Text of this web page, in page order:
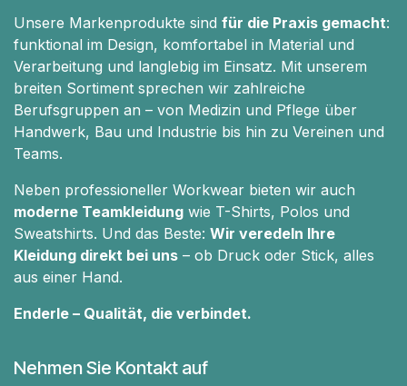
Unsere Markenprodukte sind für die Praxis gemacht:
funktional im Design, komfortabel in Material und
Verarbeitung und langlebig im Einsatz. Mit unserem
breiten Sortiment sprechen wir zahlreiche
Berufsgruppen an – von Medizin und Pflege über
Handwerk, Bau und Industrie bis hin zu Vereinen und
Teams.
Neben professioneller Workwear bieten wir auch
moderne Teamkleidung wie T-Shirts, Polos und
Sweatshirts. Und das Beste: Wir veredeln Ihre
Kleidung direkt bei uns – ob Druck oder Stick, alles
aus einer Hand.
Enderle – Qualität, die verbindet.
Nehmen Sie Kontakt auf